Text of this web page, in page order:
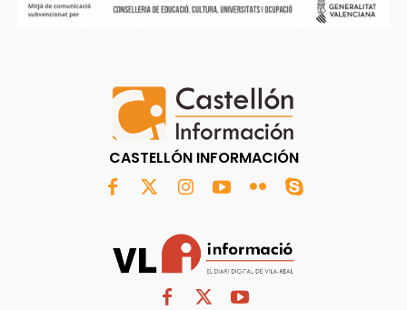
CASTELLÓN INFORMACIÓN